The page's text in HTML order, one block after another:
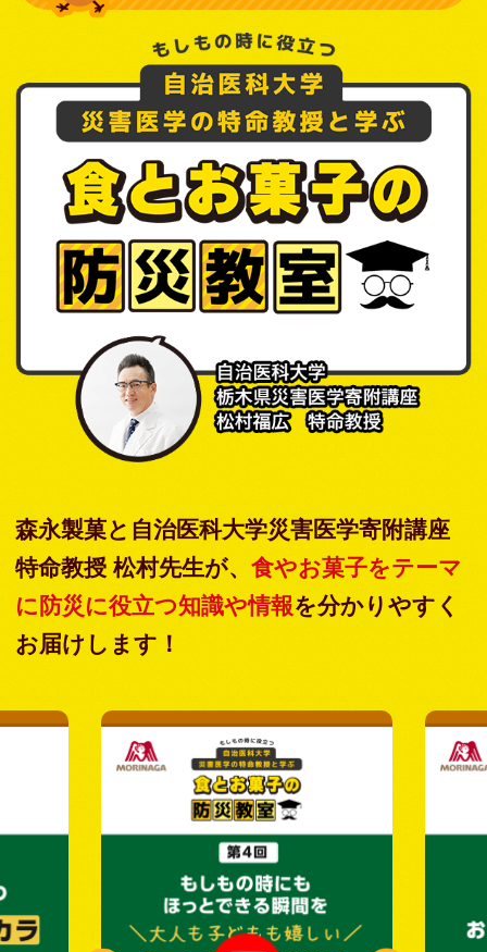
森永製菓と自治医科大学災害医学寄附講座
特命教授 松村先生が、 食やお菓子をテーマ
に防災に役立つ知識や情報を分かりやすく
お届けします！